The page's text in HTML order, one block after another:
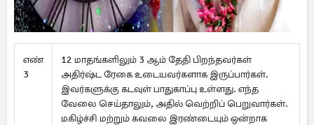
எண்
3
12 மாதங்களிலும் 3 ஆம் தேதி பிறந்தவர்கள்
அதிர்ஷ்ட ரேகை உடையவர்களாக இருப்பார்கள்.
இவர்களுக்கு கடவுள் பாதுகாப்பு உள்ளது. எந்த
வேலை செய்தாலும், அதில் வெற்றிப் பெறுவார்கள்.
மகிழ்ச்சி மற்றும் கவலை இரண்டையும் ஒன்றாக